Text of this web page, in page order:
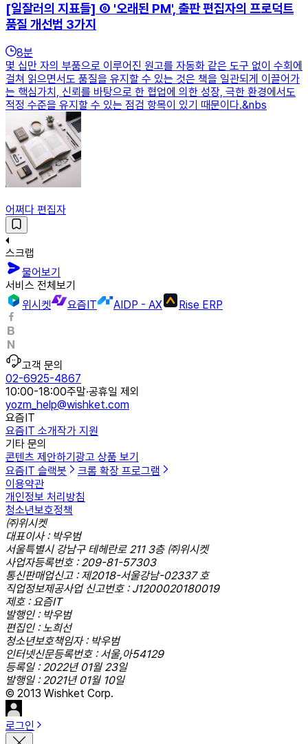
[일잘러의 지표들] ⑥ '오래된 PM', 출판 편집자의 프로덕트
품질 개선법 3가지
8분
몇 십만 자의 부품으로 이루어진 원고를 자동화 같은 도구 없이 수회에
걸쳐 읽으면서도 품질을 유지할 수 있는 것은 책을 일관되게 이끌어가
는 핵심가치, 신뢰를 바탕으로 한 협업에 의한 성장, 극한 환경에서도
적정 수준을 유지할 수 있는 점검 항목이 있기 때문이다.&nbs
어쩌다 편집자
스크랩
물어보기
서비스 전체보기
위시켓
요즘IT AIDP - AX Rise ERP
고객 문의
02-6925-4867
10:00-18:00주말·공휴일 제외
yozm_help@wishket.com
요즘IT
요즘IT 소개작가 지원
기타 문의
콘텐츠 제안하기 광고 상품 보기
요즘IT 슬랙봇
크롬 확장 프로그램
이용약관
개인정보 처리방침
청소년보호정책
㈜위시켓
대표이사 : 박우범
서울특별시 강남구 테헤란로 211 3층 ㈜위시켓
사업자등록번호 : 209-81-57303
통신판매업신고 : 제2018-서울강남-02337 호
직업정보제공사업 신고번호 : J1200020180019
제호 : 요즘IT
발행인 : 박우범
편집인 : 노희선
청소년보호책임자 : 박우범
인터넷신문등록번호 : 서울,아54129
등록일 : 2022년 01월 23일
발행일 : 2021년 01월 10일
© 2013 Wishket Corp.
로그인